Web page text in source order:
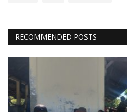
RECOMMENDED POSTS